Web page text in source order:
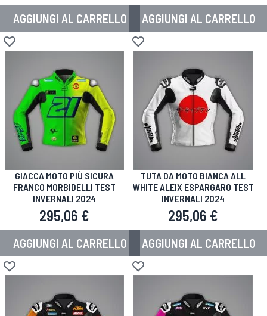
AGGIUNGI AL CARRELLO
Aggiungi alla lista desideri
AGGIUNGI AL CARRELLO
Aggiungi alla lista desideri
GIACCA MOTO PIÙ SICURA
FRANCO MORBIDELLI TEST
INVERNALI 2024
295,06 €
AGGIUNGI AL CARRELLO
Aggiungi alla lista desideri
TUTA DA MOTO BIANCA ALL
WHITE ALEIX ESPARGARO TEST
INVERNALI 2024
295,06 €
AGGIUNGI AL CARRELLO
Aggiungi alla lista desideri